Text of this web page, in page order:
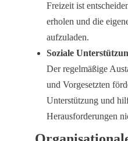
Freizeit ist
erholen und die
aufzuladen.
Soziale
Der regelmäßige
und Vorgesetzten
Unterstützung und
Herausforderungen